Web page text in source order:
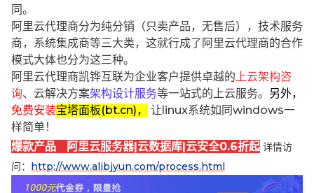
同。
阿里云代理商分为纯分销（只卖产品，无售后），技术服务
商，系统集成商等三大类，这就行成了阿里云代理商的合作
模式大体也分为这三种。
阿里云代理商凯铧互联为企业客户提供卓越的 上云架构咨
询、云解决方案架构设计服务等一站式的上云服务。 另外，
免费安装宝塔面板(bt.cn)，
让linux系统如同windows一
样简单！
爆款产品 阿里云服务器|云数据库|云安全0.6折起 详情访
问： http://www.alibjyun.com/process.html